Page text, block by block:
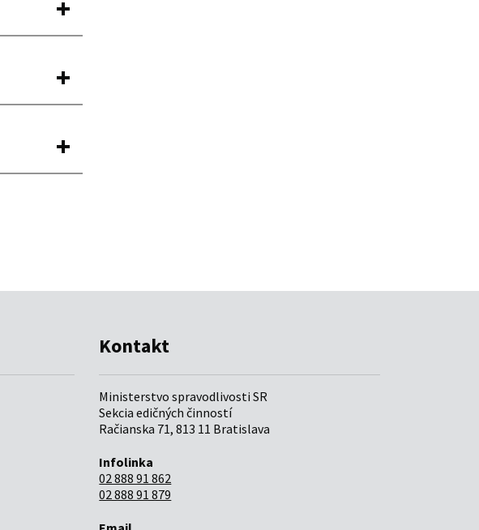
Kontakt
Ministerstvo spravodlivosti SR
Sekcia edičných činností
Račianska 71, 813 11 Bratislava
Infolinka
02 888 91 862
02 888 91 879